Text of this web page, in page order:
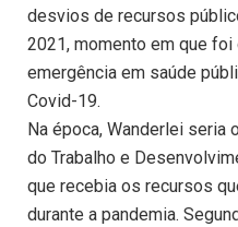
desvios de recursos
2021, momento em que
emergência em saúde
Covid-19.
Na época, Wanderlei seria
do Trabalho e
que recebia os recursos
durante a pandemia.